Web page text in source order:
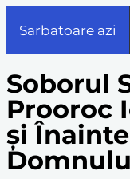
Sarbatoare azi
Soborul
Prooroc
și